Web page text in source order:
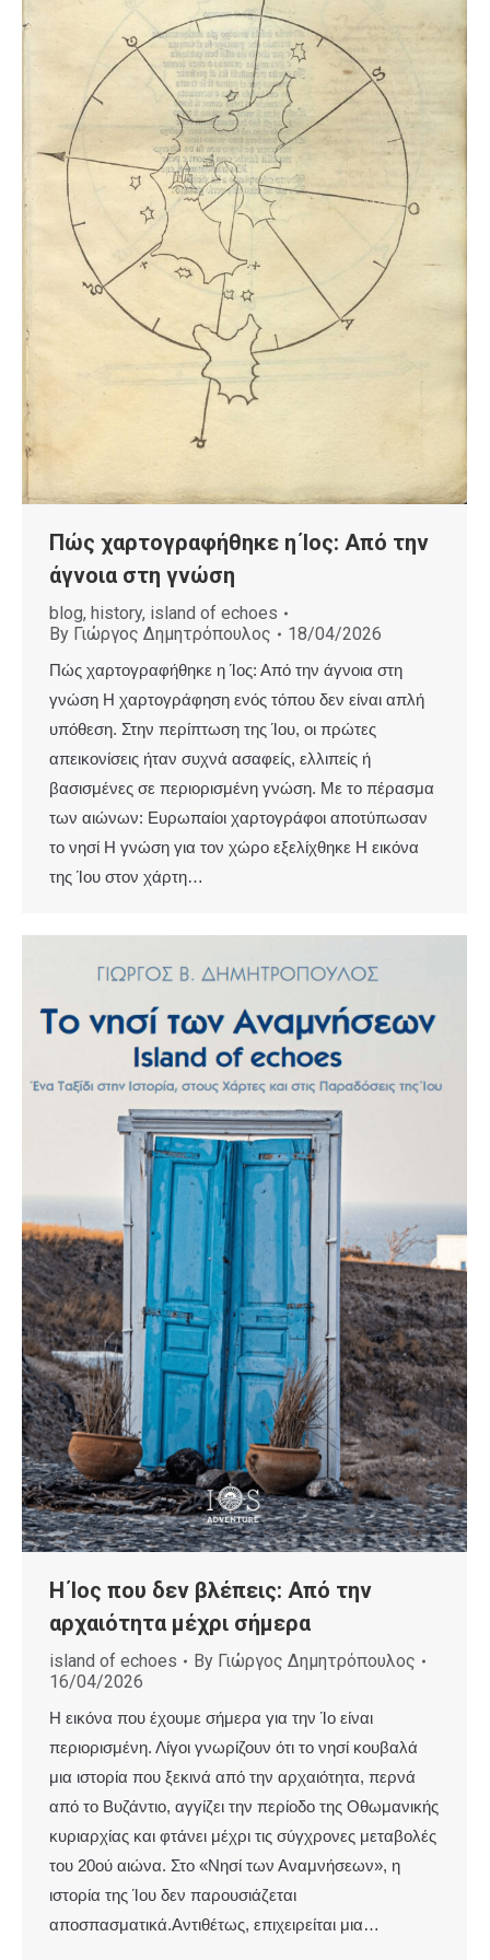
Πώς χαρτογραφήθηκε η Ίος: Από την
άγνοια στη γνώση
blog, history, island of echoes
By Γιώργος Δημητρόπουλος 18/04/2026
Πώς χαρτογραφήθηκε η Ίος: Από την άγνοια στη
γνώση Η χαρτογράφηση ενός τόπου δεν είναι απλή
υπόθεση. Στην περίπτωση της Ίου, οι πρώτες
απεικονίσεις ήταν συχνά ασαφείς, ελλιπείς ή
βασισμένες σε περιορισμένη γνώση. Με το πέρασμα
των αιώνων: Ευρωπαίοι χαρτογράφοι αποτύπωσαν
το νησί Η γνώση για τον χώρο εξελίχθηκε Η εικόνα
της Ίου στον χάρτη…
Η Ίος που δεν βλέπεις: Από την
αρχαιότητα μέχρι σήμερα
island of echoes By Γιώργος Δημητρόπουλος
16/04/2026
Η εικόνα που έχουμε σήμερα για την Ίο είναι
περιορισμένη. Λίγοι γνωρίζουν ότι το νησί κουβαλά
μια ιστορία που ξεκινά από την αρχαιότητα, περνά
από το Βυζάντιο, αγγίζει την περίοδο της Οθωμανικής
κυριαρχίας και φτάνει μέχρι τις σύγχρονες μεταβολές
του 20ού αιώνα. Στο «Νησί των Αναμνήσεων», η
ιστορία της Ίου δεν παρουσιάζεται
αποσπασματικά.Αντιθέτως, επιχειρείται μια…